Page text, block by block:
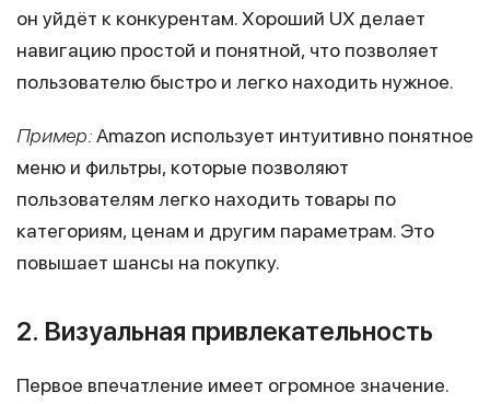
он уйдёт к конкурентам. Хороший UX делает
навигацию простой и понятной, что позволяет
пользователю быстро и легко находить нужное.
Пример:Amazon использует интуитивно понятное
меню и фильтры, которые позволяют
пользователям легко находить товары по
категориям, ценам и другим параметрам. Это
повышает шансы на покупку.
2. Визуальная привлекательность
Первое впечатление имеет огромное значение.